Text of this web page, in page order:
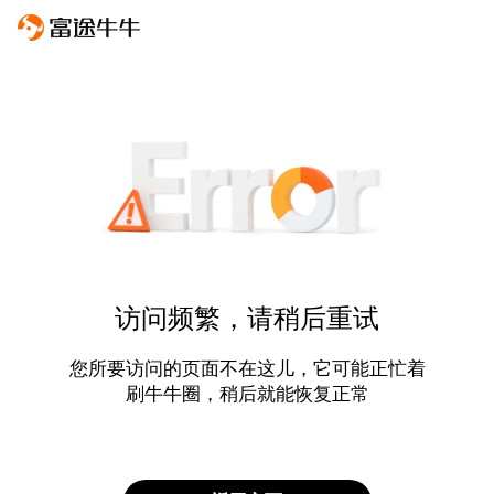
访问频繁，请稍后重试
您所要访问的页面不在这儿，它可能正忙着
刷牛牛圈，稍后就能恢复正常